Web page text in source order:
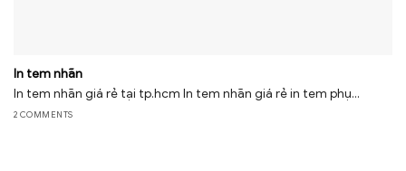
In tem nhãn
In tem nhãn giá rẻ tại tp.hcm In tem nhãn giá rẻ in tem phụ...
2 COMMENTS